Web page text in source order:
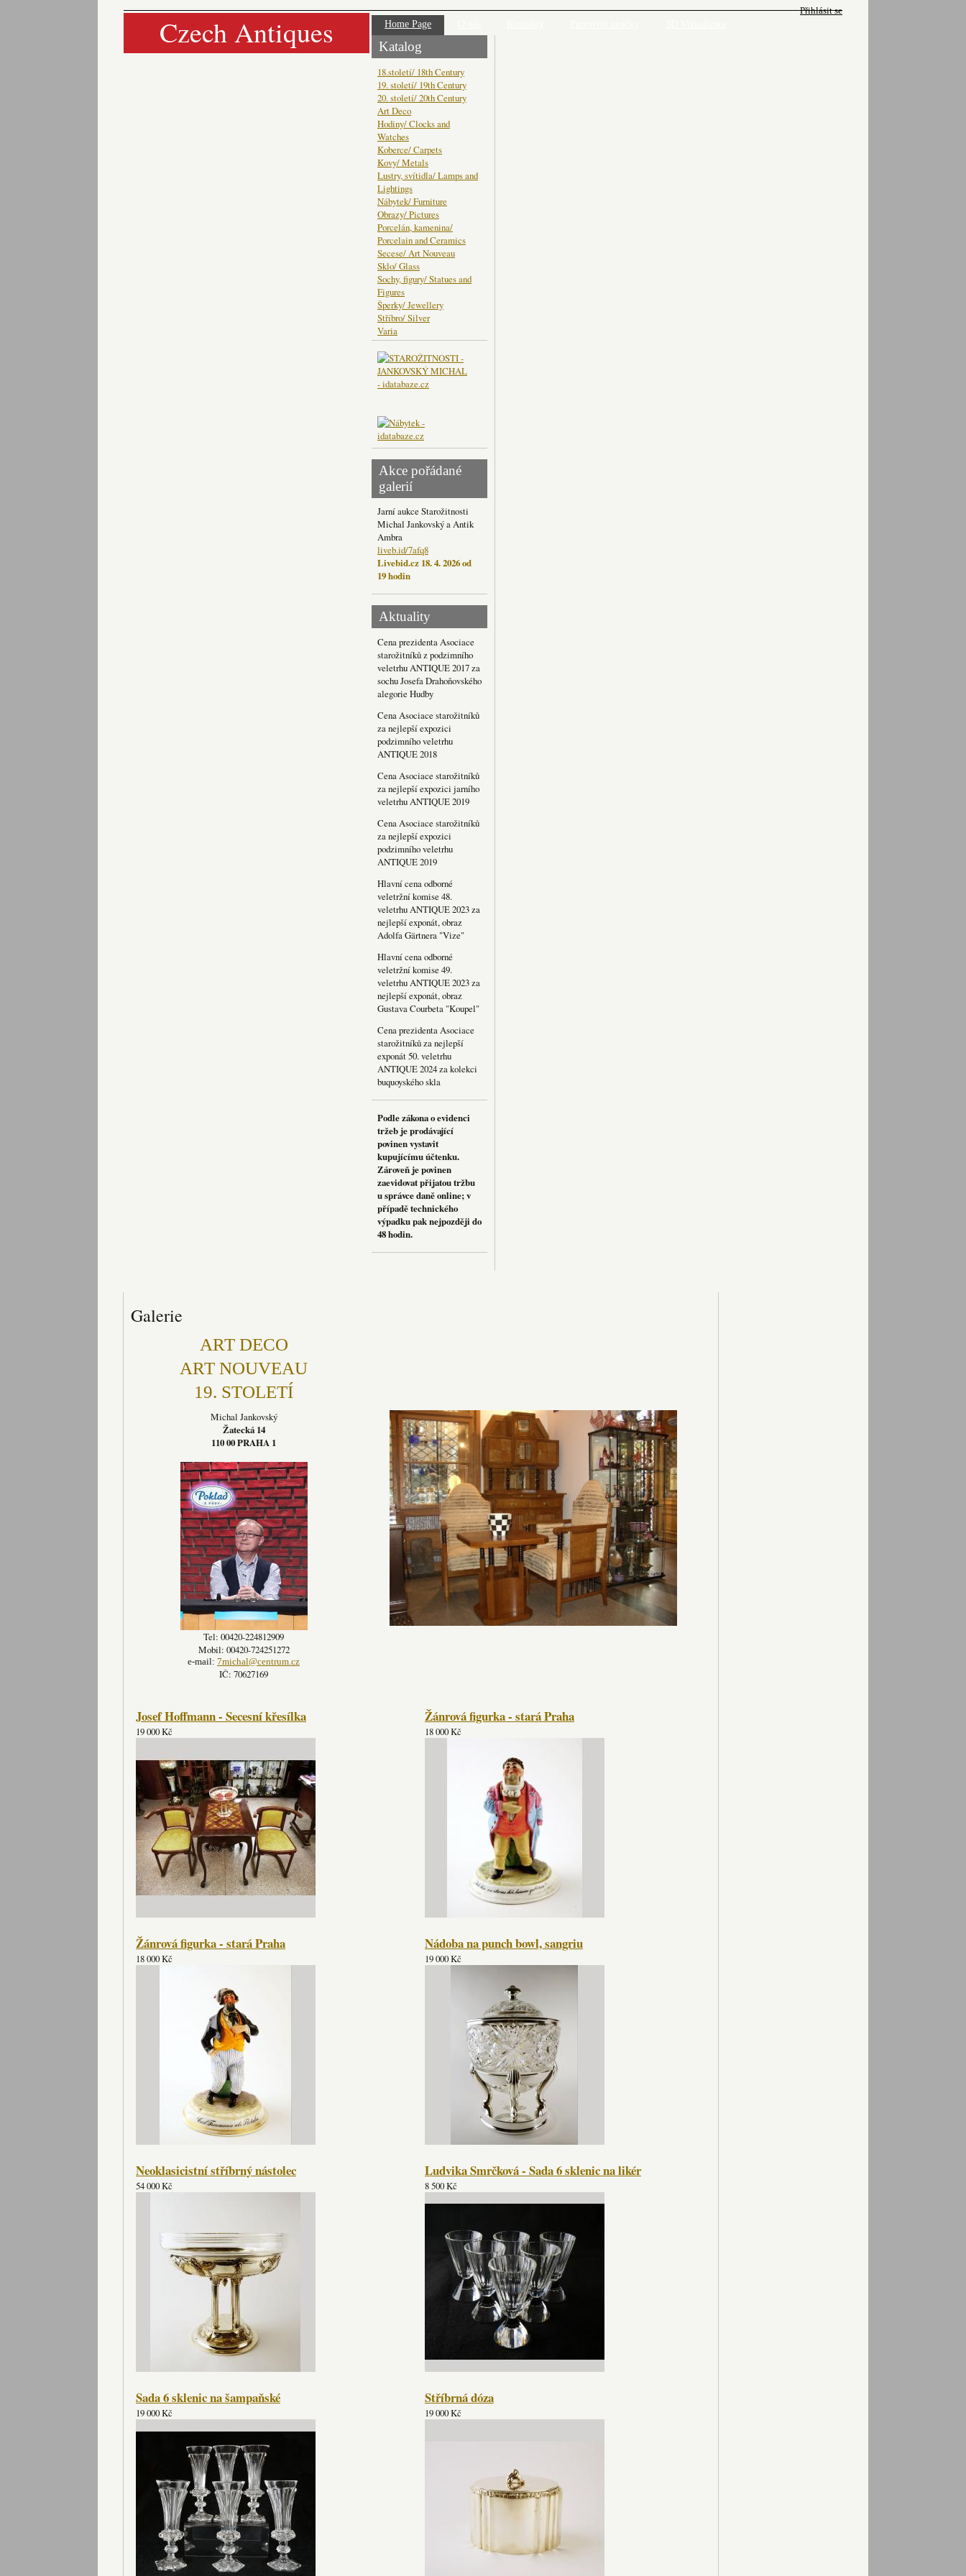
Přihlásit se
Czech Antiques Home Page
Katalog
18.století/ 18th Century
19. století/ 19th Century
20. století/ 20th Century
Art Deco
Hodiny/ Clocks and
Watches
Koberce/ Carpets
Kovy/ Metals
Lustry, svítidla/ Lamps and
Lightings
Nábytek/ Furniture
Obrazy/ Pictures
Porcelán, kamenina/
Porcelain and Ceramics
Secese/ Art Nouveau
Sklo/ Glass
Sochy, figury/ Statues and
Figures
Šperky/ Jewellery
Stříbro/ Silver
Varia
Akce pořádané
galerií
Jarní aukce Starožitnosti
Michal Jankovský a Antik
Ambra
liveb.id/7afq8
Livebid.cz 18. 4. 2026 od
19 hodin
Aktuality
Cena prezidenta Asociace
starožitníků z podzimního
veletrhu ANTIQUE 2017 za
sochu Josefa Drahoňovského
alegorie Hudby
Cena Asociace starožitníků
za nejlepší expozici
podzimního veletrhu
ANTIQUE 2018
Cena Asociace starožitníků
za nejlepší expozici jarního
veletrhu ANTIQUE 2019
Cena Asociace starožitníků
za nejlepší expozici
podzimního veletrhu
ANTIQUE 2019
Hlavní cena odborné
veletržní komise 48.
veletrhu ANTIQUE 2023 za
nejlepší exponát, obraz
Adolfa Gärtnera "Vize"
Hlavní cena odborné
veletržní komise 49.
veletrhu ANTIQUE 2023 za
nejlepší exponát, obraz
Gustava Courbeta "Koupel"
Cena prezidenta Asociace
starožitníků za nejlepší
exponát 50. veletrhu
ANTIQUE 2024 za kolekci
buquoyského skla
Podle zákona o evidenci
tržeb je prodávající
povinen vystavit
kupujícímu účtenku.
Zároveň je povinen
zaevidovat přijatou tržbu
u správce daně online; v
případě technického
výpadku pak nejpozději do
48 hodin.
Galerie
ART DECO
ART NOUVEAU
19. STOLETÍ
Michal Jankovský
Žatecká 14
110 00 PRAHA 1
Tel: 00420-224812909
Mobil: 00420-724251272
e-mail: 7michal@centrum.cz
IČ: 70627169
Josef Hoffmann - Secesní křesílka
19 000 Kč
Žánrová figurka - stará Praha
18 000 Kč
Žánrová figurka - stará Praha
18 000 Kč
Nádoba na punch bowl, sangriu
19 000 Kč
Neoklasicistní stříbrný nástolec
54 000 Kč
Ludvika Smrčková - Sada 6 sklenic na likér
8 500 Kč
Sada 6 sklenic na šampaňské
19 000 Kč
Stříbrná dóza
19 000 Kč